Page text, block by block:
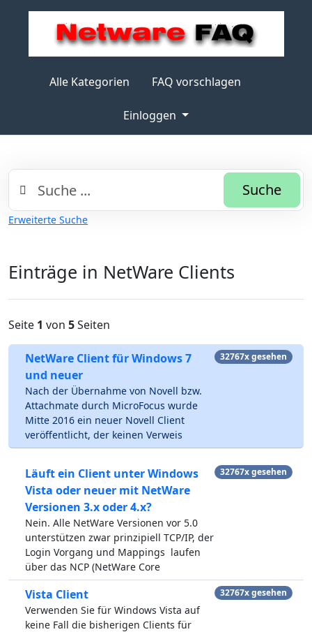
Alle Kategorien FAQ vorschlagen
Einloggen
Suche
Erweiterte Suche
Einträge in NetWare Clients
Seite 1 von 5Seiten
NetWare Client für Windows 7
und neuer
Nach der Übernahme von Novell bzw.
Attachmate durch MicroFocus wurde
Mitte 2016 ein neuer Novell Client
veröffentlicht, der keinen Verweis
32767x gesehen
Läuft ein Client unter Windows
Vista oder neuer mit NetWare
Versionen 3.x oder 4.x?
Nein. Alle NetWare Versionen vor 5.0
unterstützen zwar prinzipiell TCP/IP, der
Login Vorgang und Mappings laufen
über das NCP (NetWare Core
32767x gesehen
Vista Client
Verwenden Sie für Windows Vista auf
keine Fall die bisherigen Clients für
32767x gesehen